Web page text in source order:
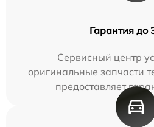
Гарантия до
Сервисный центр
оригинальные запчасти
предоставляет